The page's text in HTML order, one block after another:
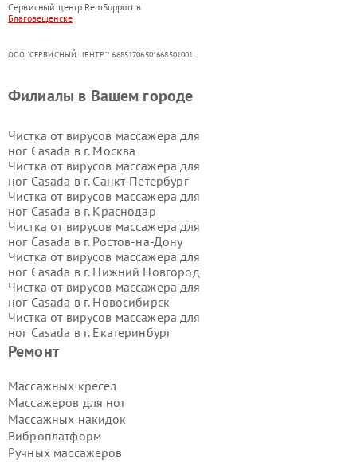
Сервисный центр RemSupport в
Благовещенске
ООО "СЕРВИСНЫЙ ЦЕНТР"* 6685170650*668501001
Ремонт
Массажных кресел
Массажеров для ног
Массажных накидок
Виброплатформ
Ручных массажеров
Филиалы в Вашем городе
Чистка от вирусов массажера для
ног Casada в г. Москва
Чистка от вирусов массажера для
ног Casada в г. Санкт-Петербург
Чистка от вирусов массажера для
ног Casada в г. Краснодар
Чистка от вирусов массажера для
ног Casada в г. Ростов-на-Дону
Чистка от вирусов массажера для
ног Casada в г. Нижний Новгород
Чистка от вирусов массажера для
ног Casada в г. Новосибирск
Чистка от вирусов массажера для
ног Casada в г. Екатеринбург
Чистка от вирусов массажера для
Чистка от вирусов массажера для
ног Casada в г.Воронеж
Чистка от вирусов массажера для
ног Casada в г.Волгоград
Чистка от вирусов массажера для
ног Casada в г.Самара